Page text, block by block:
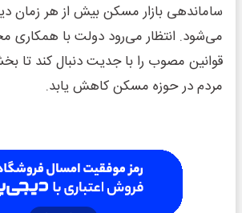
ساماندهی بازار مسکن بیش از هر
می‌شود. انتظار می‌رود دولت با همکاری
قوانین مصوب را با جدیت دنبال کند تا
مردم در حوزه مسکن کاهش یابد.